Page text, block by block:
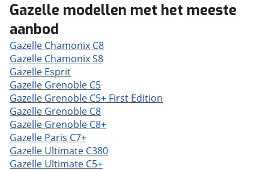
Gazelle modellen met het meeste
aanbod
Gazelle Chamonix C8
Gazelle Chamonix S8
Gazelle Esprit
Gazelle Grenoble C5
Gazelle Grenoble C5+ First Edition
Gazelle Grenoble C8
Gazelle Grenoble C8+
Gazelle Paris C7+
Gazelle Ultimate C380
Gazelle Ultimate C5+